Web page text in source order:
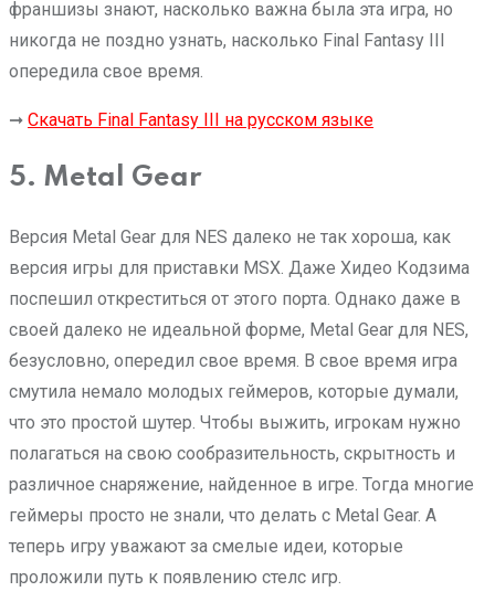
франшизы знают, насколько важна была эта игра, но
никогда не поздно узнать, насколько Final Fantasy III
опередила свое время.
➞ Скачать Final Fantasy III на русском языке
5. Metal Gear
Версия Metal Gear для NES далеко не так хороша, как
версия игры для приставки MSX. Даже Хидео Кодзима
поспешил откреститься от этого порта. Однако даже в
своей далеко не идеальной форме, Metal Gear для NES,
безусловно, опередил свое время. В свое время игра
смутила немало молодых геймеров, которые думали,
что это простой шутер. Чтобы выжить, игрокам нужно
полагаться на свою сообразительность, скрытность и
различное снаряжение, найденное в игре. Тогда многие
геймеры просто не знали, что делать с Metal Gear. А
теперь игру уважают за смелые идеи, которые
проложили путь к появлению стелс игр.